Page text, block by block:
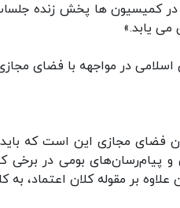
در کمیسیون ها پخش زنده
می یابد.»
در مواجهه با فضای
فضای مجازی این است که
بومی در برخی
بر مقوله کلان اعتماد،